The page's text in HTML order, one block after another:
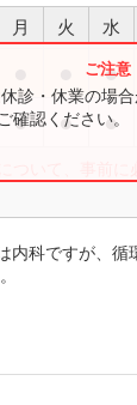
月 火 水
●
● ● ●
ついて、事前に
診・休業の場
確認ください。
内科ですが、循